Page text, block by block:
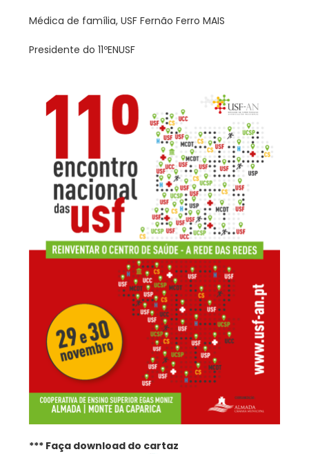
Médica de família, USF Fernão Ferro MAIS
Presidente do 11ºENUSF
*** Faça download do cartaz